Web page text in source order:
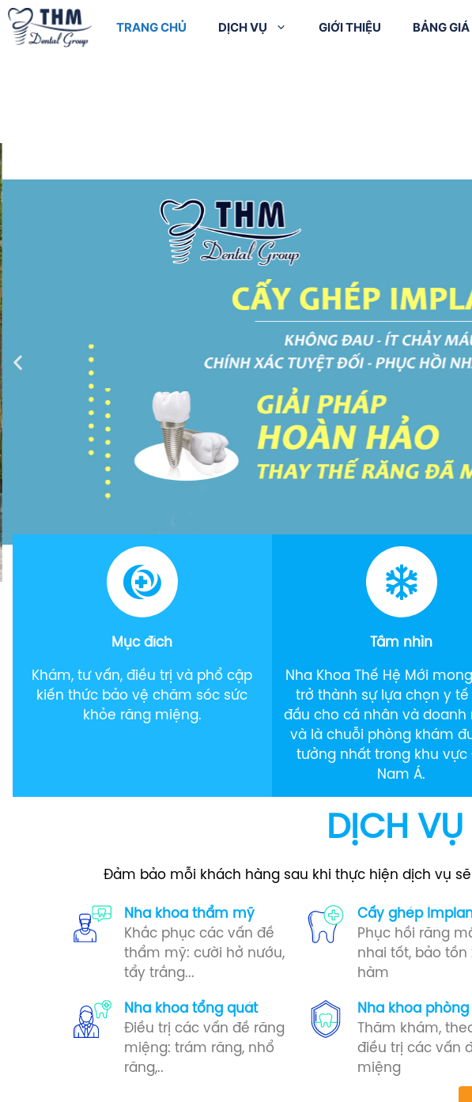
TRANG CHỦ DỊCH VỤ
Trám răng
Răng giả tháo lắp
Răng sứ Titan
Răng sứ Cr –
Coban
Răng sứ quý kim
Plus
Mặt dán sứ Veneer
GIỚI THIỆU BẢNG GIÁ
Mục đích
Khám, tư vấn, điều trị và phổ cập
kiến thức bảo vệ chăm sóc sức
khỏe răng miệng.
Tầm nhìn
Nha Khoa Thế Hệ Mới
trở thành sự lựa chọn y tế
đầu cho cá nhân và doanh
và là chuỗi phòng khám
tưởng nhất trong khu vực
Nam Á.
DỊCH
Đảm bảo mỗi khách hàng sau khi thực hiện dịch vụ
Nha khoa thẩm mỹ
Khắc phục các vấn đề
thẩm mỹ: cười hở nướu,
tẩy trắng...
Cấy ghép
Phục hồi răng
nhai tốt, bảo tồn
hàm
Nha khoa tổng quát
Điều trị các vấn đề răng
miệng: trám răng, nhổ
răng,..
Nha khoa
Thăm khám,
điều trị các vấn
miệng